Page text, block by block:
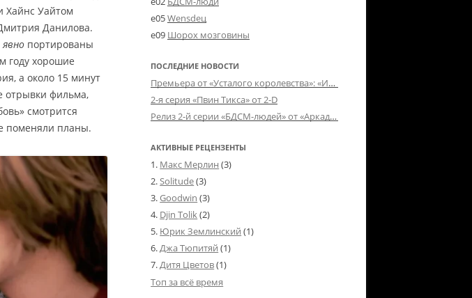
Хайнс Уайтом
Данилова.
явно портированы
году хорошие
а около 15 минут
отрывки фильма,
смотрится
поменяли планы.
e05Wensdeц
e09 Шорох мозговины
ПОСЛЕДНИЕ НОВОСТИ
Премьера от «Усталого королевства»: «Игорь начал»
2-я серия «Пвин Тикса» от 2-D
Релиз 2-й серии «БДСМ-людей» от «Аркада Фильм»
АКТИВНЫЕ РЕЦЕНЗЕНТЫ
Макс Мерлин (3)
Solitude(3)
Goodwin (3)
Djin Tolik(2)
Юрик Землинский (1)
Джа Тюпитяй (1)
Дитя Цветов(1)
Топ за всё время